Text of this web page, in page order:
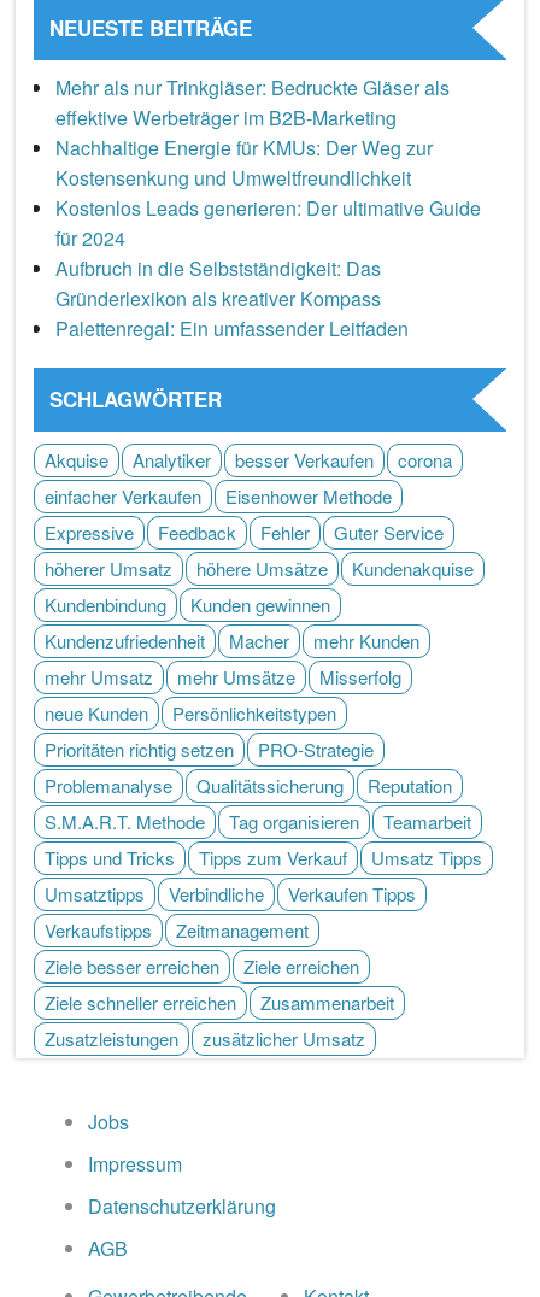
NEUESTE BEITRÄGE
Mehr als nur Trinkgläser: Bedruckte Gläser als
effektive Werbeträger im B2B-Marketing
Nachhaltige Energie für KMUs: Der Weg zur
Kostensenkung und Umweltfreundlichkeit
Kostenlos Leads generieren: Der ultimative Guide
für 2024
Aufbruch in die Selbstständigkeit: Das
Gründerlexikon als kreativer Kompass
Palettenregal: Ein umfassender Leitfaden
SCHLAGWÖRTER
Akquise Analytiker besser Verkaufen
corona
einfacher Verkaufen
Eisenhower Methode
Expressive
Feedback Fehler
Guter Service
höherer Umsatz
höhere Umsätze
Kundenakquise
Kundenbindung
Kunden gewinnen
Kundenzufriedenheit
Macher
mehr Kunden
mehr Umsatz
mehr Umsätze
Misserfolg
neue Kunden
Persönlichkeitstypen
Prioritäten richtig setzen
PRO-Strategie
Problemanalyse
Qualitätssicherung
Reputation
S.M.A.R.T. Methode
Tag organisieren
Teamarbeit
Tipps und Tricks
Tipps zum Verkauf
Umsatz Tipps
Umsatztipps
Verbindliche
Verkaufen Tipps
Verkaufstipps
Zeitmanagement
Ziele besser erreichen
Ziele erreichen
Ziele schneller erreichen
Zusammenarbeit
Zusatzleistungen
zusätzlicher Umsatz
Jobs
Impressum
Datenschutzerklärung
AGB